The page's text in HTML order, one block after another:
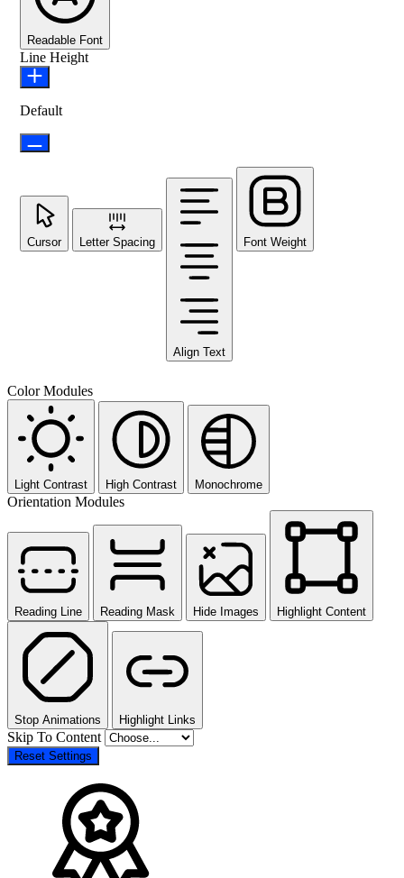
Readable Font
Line Height
Default
Cursor Letter Spacing
Align Text
Font Weight
Color Modules
Light Contrast High Contrast Monochrome
Orientation Modules
Reading Line Reading Mask Hide Images Highlight Content
Stop Animations Highlight Links
Skip To Content
Reset Settings